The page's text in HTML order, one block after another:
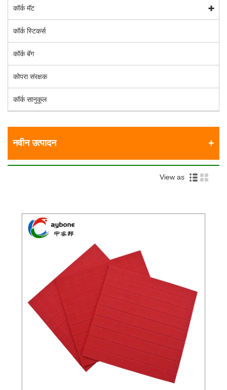
कॉर्क मॅट
कॉर्क स्टिकर्स
कॉर्क बॅग
कोपरा संरक्षक
कॉर्क सानुकूल
नवीन उत्पादन
View as